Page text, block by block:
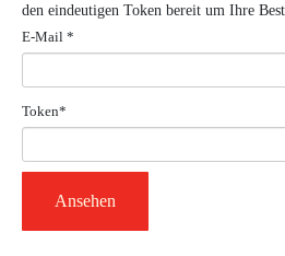
den eindeutigen Token bereit um Ihre
E-Mail *
Token*